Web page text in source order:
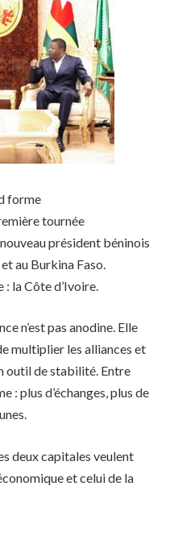
forme
tournée
président béninois
au Burkina Faso.
la Côte d’Ivoire.
n’est pas anodine. Elle
multiplier les alliances et
outil de stabilité. Entre
: plus d’échanges, plus de
deux capitales veulent
et celui de la